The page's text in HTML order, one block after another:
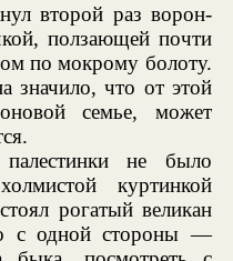
второй раз ворон-
ползающей почти
по мокрому болоту.
значило, что от этой
семье, может
не было
куртинкой
рогатый великан
с одной стороны —